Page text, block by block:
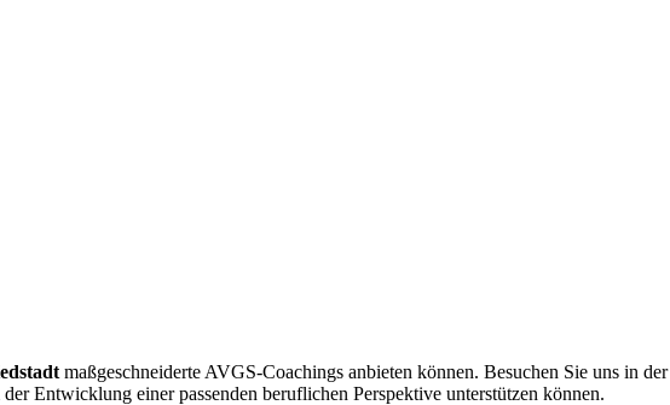
maßgeschneiderte AVGS-Coachings anbieten können. Besuchen Sie uns in der
Entwicklung einer passenden beruflichen Perspektive unterstützen können.